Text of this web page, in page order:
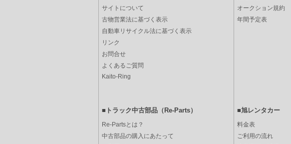
サイトについて
古物営業法に基づく表示
自動車リサイクル法に基づく表示
リンク
お問合せ
よくあるご質問
Kaito-Ring
オークション規約
年間予定表
■トラック中古部品（Re-Parts） ■旭レンタカー
Re-Partsとは？
中古部品の購入にあたって
料金表
ご利用の流れ